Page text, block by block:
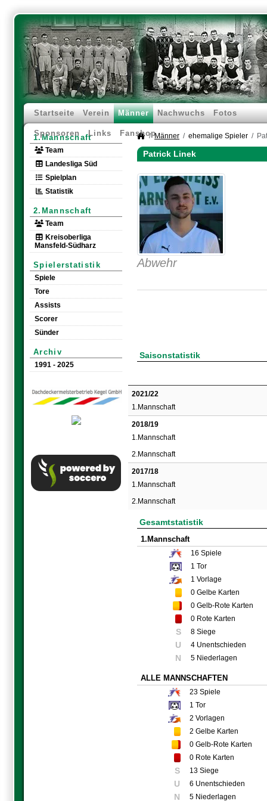
Startseite Verein Männer Nachwuchs Fotos
Sponsoren Links Fanshop
1.Mannschaft
Team
Landesliga Süd
Spielplan
Statistik
2.Mannschaft
Team
Kreisoberliga
Mansfeld-Südharz
Spielerstatistik
Spiele
Tore
Assists
Scorer
Sünder
Archiv
1991 - 2025
Männer ehemalige Spieler
Patrick Linek
Abwehr
Saisonstatistik
2021/22
1.Mannschaft
2018/19
1.Mannschaft
2.Mannschaft
2017/18
1.Mannschaft
2.Mannschaft
Gesamtstatistik
1.Mannschaft
16 Spiele
1 Tor
1 Vorlage
0 Gelbe Karten
0 Gelb-Rote Karten
0 Rote Karten
S 8 Siege
U 4 Unentschieden
N 5 Niederlagen
ALLE MANNSCHAFTEN
23 Spiele
1 Tor
2 Vorlagen
2 Gelbe Karten
0 Gelb-Rote Karten
0 Rote Karten
S 13 Siege
U 6 Unentschieden
N 5 Niederlagen